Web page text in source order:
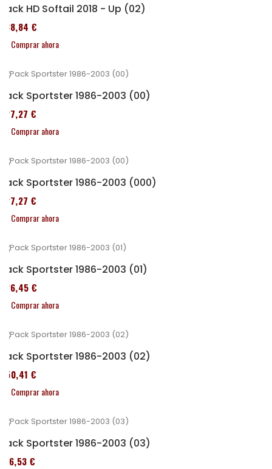
Pack HD Softail 2018 - Up (02)
338,84 €
Comprar ahora
Pack Sportster 1986-2003 (00)
227,27 €
Comprar ahora
Pack Sportster 1986-2003 (000)
227,27 €
Comprar ahora
Pack Sportster 1986-2003 (01)
326,45 €
Comprar ahora
Pack Sportster 1986-2003 (02)
450,41 €
Comprar ahora
Pack Sportster 1986-2003 (03)
516,53 €